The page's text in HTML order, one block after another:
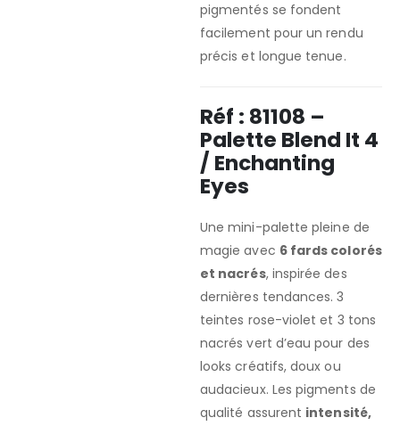
pigmentés se fondent
facilement pour un rendu
précis et longue tenue.
Réf : 81108 –
Palette Blend It 4
/ Enchanting
Eyes
Une mini-palette pleine de
magie avec 6 fards colorés
et nacrés, inspirée des
dernières tendances. 3
teintes rose-violet et 3 tons
nacrés vert d’eau pour des
looks créatifs, doux ou
audacieux. Les pigments de
qualité assurent intensité,